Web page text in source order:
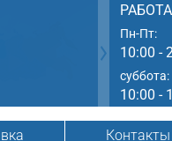
Пн-Пт:
10:00 -
суббота:
10:00 -
Контакты